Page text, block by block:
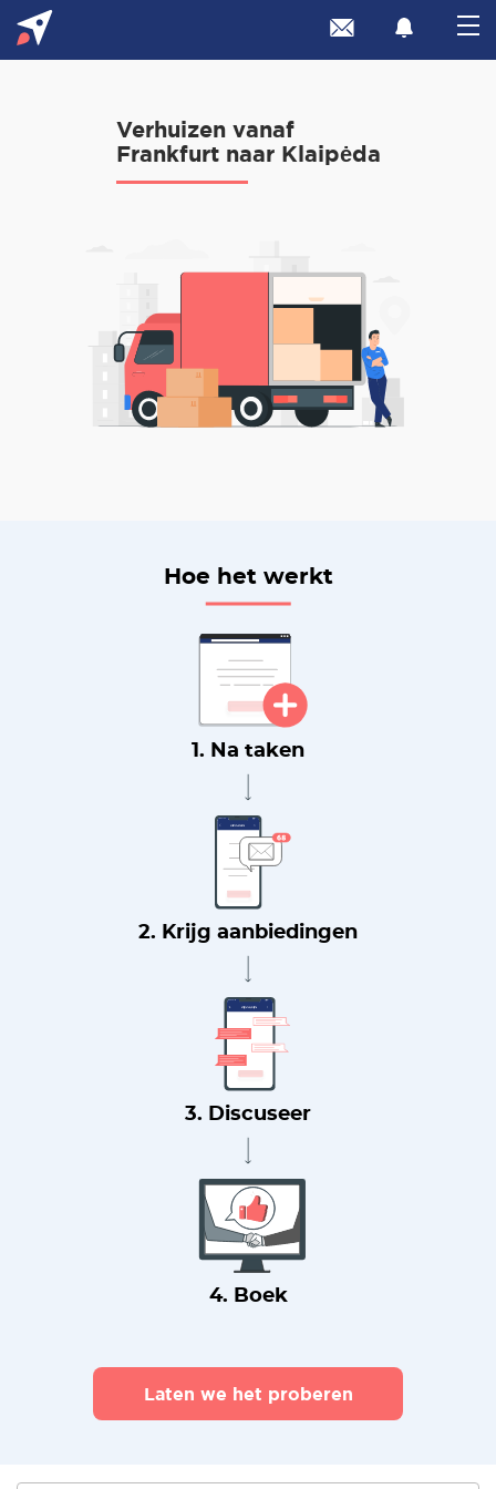
Verhuizen vanaf
Frankfurt naar Klaipėda
Hoe het werkt
1. Na taken
2. Krijg aanbiedingen
3. Discuseer
4. Boek
Laten we het proberen